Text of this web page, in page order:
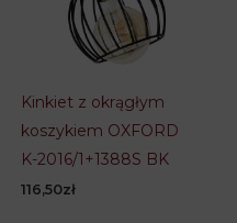
Kinkiet z okrągłym
koszykiem OXFORD
K-2016/1+1388S BK
116,50zł